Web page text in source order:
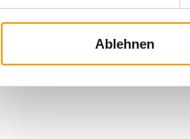
Ablehnen